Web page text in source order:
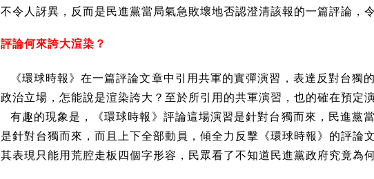
不令人訝異，反而是民進黨當局氣急敗壞地否認澄清該報的一篇評論，
評論何來誇大渲染？
《環球時報》在一篇評論文章中引用共軍的實彈演習，表達反對台獨
政治立場，怎能說是渲染誇大？至於所引用的共軍演習，也的確在預定
有趣的現象是，
《環球時報 》 評論這場演習是針對台獨而來，民進黨
是針對台獨而來，而且上下全部動員，傾全力反擊 《環球時報》 的評論
其表現只能用荒腔走板四個字形容，民眾看了不知道民進黨政府究竟為